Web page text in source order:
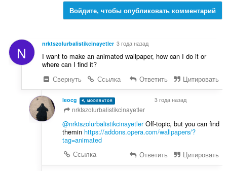
Войдите, чтобы опубликовать комментарий
N nrktszolurbalistikcinayetler 3 года назад
I want to make an animated wallpaper, how can I do it or
where can I find it?
Свернуть
Ссылка Ответить Цитировать
leocg MODERATOR 3 года назад
nrktszolurbalistikcinayetler
@nrktszolurbalistikcinayetlerOff-topic, but you can find
themin https://addons.opera.com/wallpapers/?
tag=animated
Ссылка
Ответить Цитировать